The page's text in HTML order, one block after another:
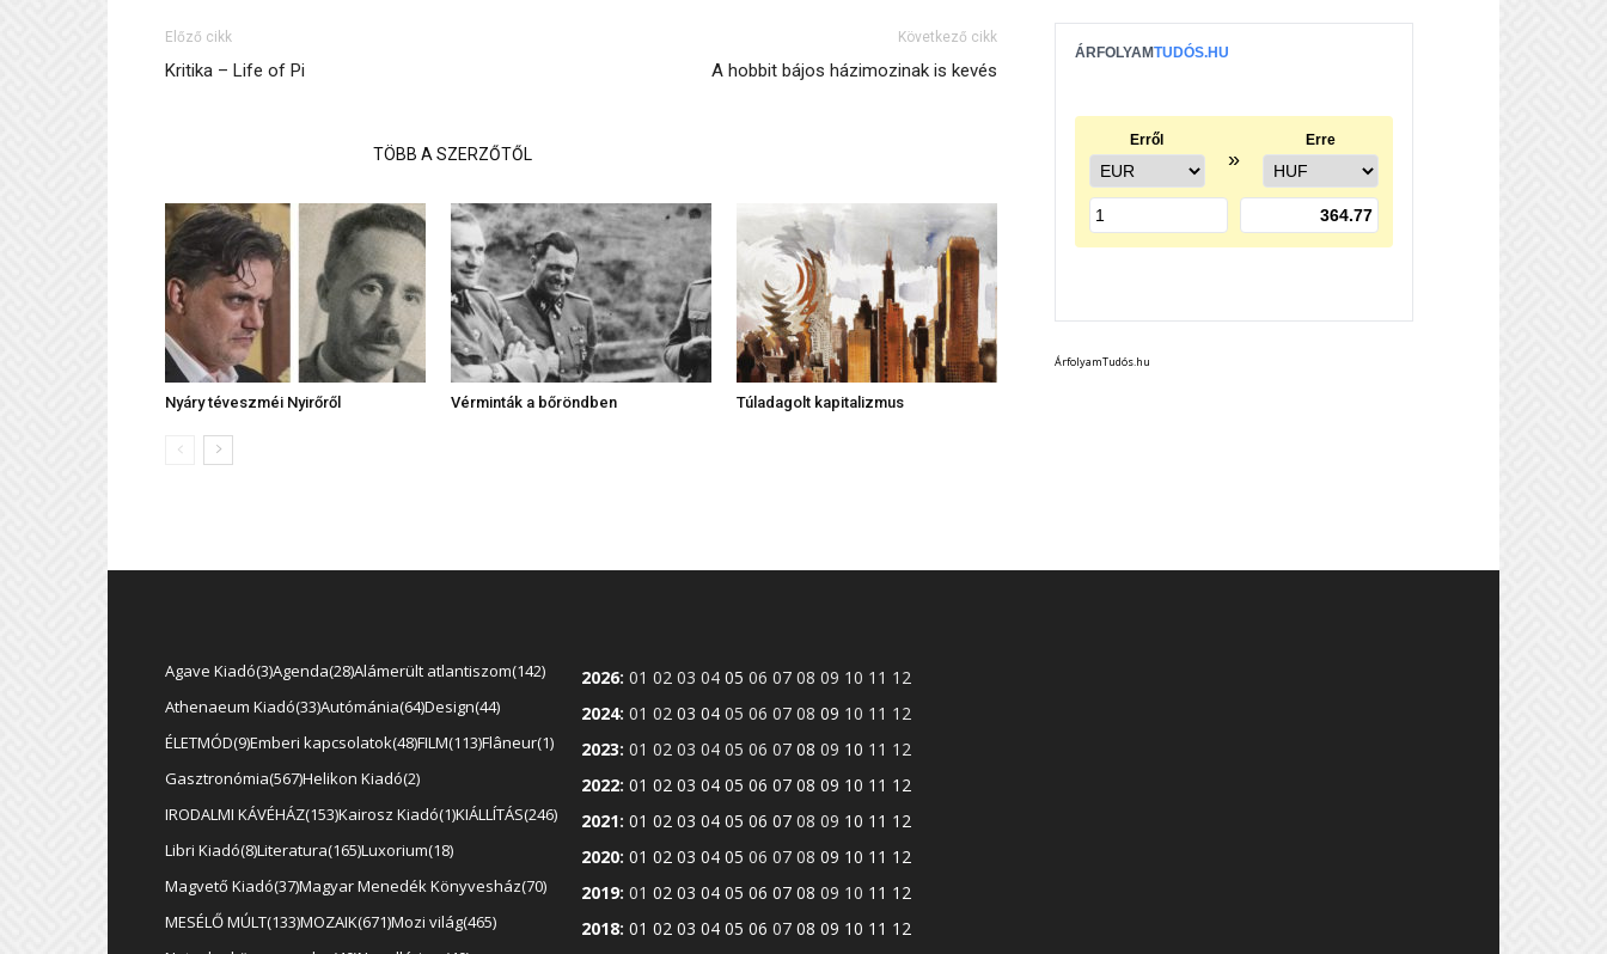
Előző cikk
Kritika – Life of Pi
Következő cikk
A hobbit bájos házimozinak is kevés
TÖBB A SZERZŐTŐL
Nyáry téveszméi Nyirőről Vérminták a bőröndben Túladagolt kapitalizmus
ÁrfolyamTudós.hu
Agave Kiadó 3 Agenda 28Alámerült atlantiszom 142
Athenaeum Kiadó 33 Autómánia 64Design 44
ÉLETMÓD 9Emberi kapcsolatok 48FILM 113 Flâneur 1
Gasztronómia 567Helikon Kiadó 2
IRODALMI KÁVÉHÁZ 153 Kairosz Kiadó 1 KIÁLLÍTÁS 246
Libri Kiadó 8Literatura 165 Luxorium 18
Magvető Kiadó 37Magyar Menedék Könyvesház 70
MESÉLŐ MÚLT 133 MOZAIK 671 Mozi világ 465
2026: 01 02 03 04 05 06 07 08 09 10 11 12
2024: 01 02 03 04 05 06 07 08 09 10 11 12
2023: 01 02 03 04 05 06 07 08 09 10 11 12
2022: 01 02 03 04 05 06 07 08 09 10 11 12
2021: 01 02 03 04 05 06 07 08 09 10 11 12
2020: 01 02 03 04 05 06 07 08 09 10 11 12
2019: 01 02 03 04 05 06 07 08 09 10 11 12
2018: 01 02 03 04 05 06 07 08 09 10 11 12